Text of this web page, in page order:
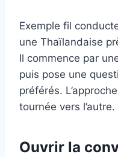
Exemple fil
une Thaïlandaise
Il commence par
puis pose une
préférés.
tournée vers l’autre.
Ouvrir la